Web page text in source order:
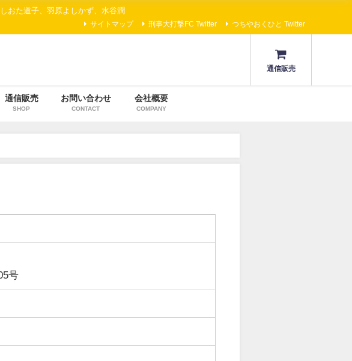
おた道子、羽原よしかず、水谷潤
サイトマップ 刑事大打撃FC Twitter つちやおくひと Twitter
通信販売
通信販売
SHOP
お問い合わせ
CONTACT
会社概要
COMPANY
号